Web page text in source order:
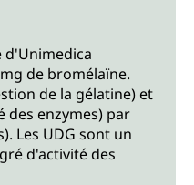
d'Unimedica
de bromélaïne.
de la gélatine) et
des enzymes) par
Les UDG sont un
d'activité des